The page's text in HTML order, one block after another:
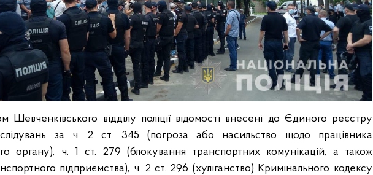
Шевченківського відділу поліції відомості внесені до Єдиного реєстру
за ч. 2 ст. 345 (погроза або насильство щодо працівника
органу), ч. 1 ст. 279 (блокування транспортних комунікацій, а також
підприємства), ч. 2 ст. 296 (хуліганство) Кримінального кодексу